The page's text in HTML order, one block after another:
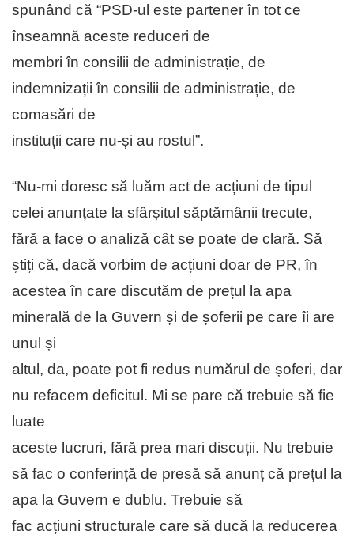
spunând că “PSD-ul este partener în tot ce
înseamnă aceste reduceri de
membri în consilii de administrație, de
indemnizații în consilii de administrație, de
comasări de
instituții care nu-și au rostul”.
“Nu-mi doresc să luăm act de acțiuni de tipul
celei anunțate la sfârșitul săptămânii trecute,
fără a face o analiză cât se poate de clară. Să
știți că, dacă vorbim de acțiuni doar de PR, în
acestea în care discutăm de prețul la apa
minerală de la Guvern și de șoferii pe care îi are
unul și
altul, da, poate pot fi redus numărul de șoferi, dar
nu refacem deficitul. Mi se pare că trebuie să fie
luate
aceste lucruri, fără prea mari discuții. Nu trebuie
să fac o conferință de presă să anunț că prețul la
apa la Guvern e dublu. Trebuie să
fac acțiuni structurale care să ducă la reducerea